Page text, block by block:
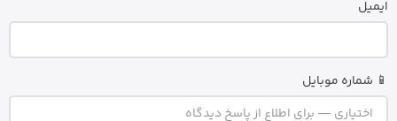
ایمیل
📱 شماره موبایل